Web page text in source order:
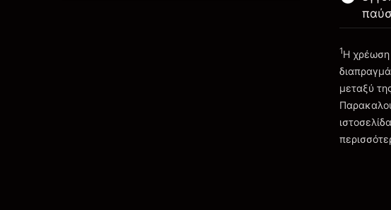
1Η χρέωση
μεταξύ